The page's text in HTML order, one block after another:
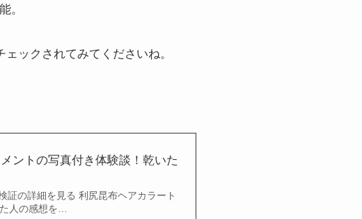
。
ックされてみてくださいね。
ントの写真付き体験談！乾いた
の詳細を見る 利尻昆布ヘアカラート
人の感想を…